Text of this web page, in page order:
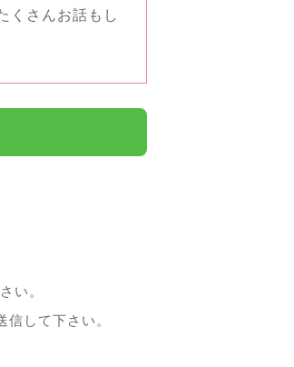
くさんお話もし
い。
して下さい。